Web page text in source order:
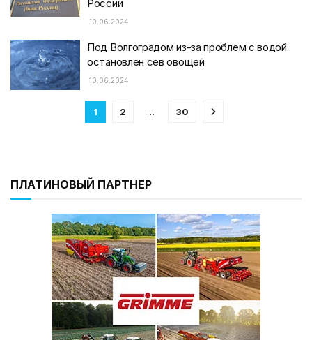
России
10.06.2024
Под Волгоградом из-за проблем с водой
остановлен сев овощей
10.06.2024
1 2 … 30
ПЛАТИНОВЫЙ ПАРТНЕР